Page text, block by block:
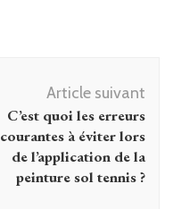
Article suivant
C’est quoi les erreurs
courantes à éviter lors
de l’application de la
peinture sol tennis ?